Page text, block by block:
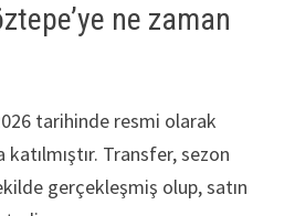
ne zaman
tarihinde resmi olarak
Transfer, sezon
gerçekleşmiş olup, satın